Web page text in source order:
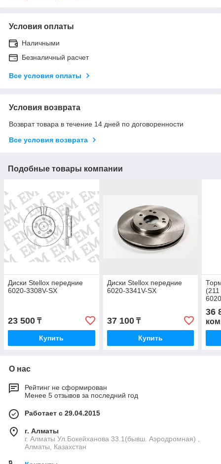
Условия оплаты
Наличными
Безналичный расчет
Все условия оплаты
Условия возврата
Возврат товара в течение 14 дней по договоренности
Все условия возврата
Подобные товары компании
Диски Stellox передние
6020-3308V-SX
23 500 ₸
Купить
Диски Stellox передние
6020-3341V-SX
37 100₸
Купить
36
О нас
Рейтинг не сформирован
Менее 5 отзывов за последний год
Работает с 29.04.2015
г. Алматы
г. Алматы Ул.Бокейханова 33.1(бывш. Аэродромная) ,
Алматы, Казахстан